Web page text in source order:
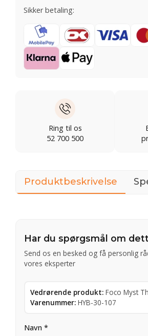
Sikker betaling:
Ring til os
52 700 500
Produktbeskrivelse
Har du spørgsmål om
Send os en besked og få personlig
vores eksperter
Vedrørende produkt: Foco Myst
Varenummer: HYB-30-107
Navn *